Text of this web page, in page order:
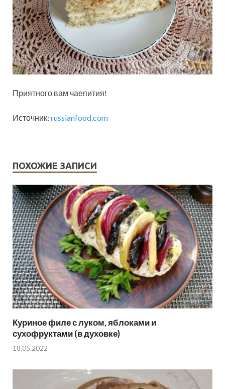
Приятного вам чаепития!
Источник: russianfood.com
ПОХОЖИЕ ЗАПИСИ
Куриное филе с луком, яблоками и
сухофруктами (в духовке)
18.05.2022